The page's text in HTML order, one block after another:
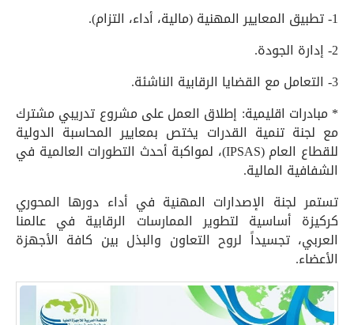
1- تطبيق المعايير المهنية (مالية، أداء، التزام).
2- إدارة الجودة.
3- التعامل مع القضايا الرقابية الناشئة.
* مبادرات اقليمية: إطلاق العمل على مشروع تدريبي مشترك
مع لجنة تنمية القدرات يختص بمعايير المحاسبة الدولية
للقطاع العام (IPSAS)، لمواكبة أحدث التطورات العالمية في
الشفافية المالية.
تستمر لجنة الإصدارات المهنية في أداء دورها المحوري
كركيزة أساسية لتطوير الممارسات الرقابية في عالمنا
العربي، تجسيداً لروح التعاون والبذل بين كافة الأجهزة
الأعضاء.